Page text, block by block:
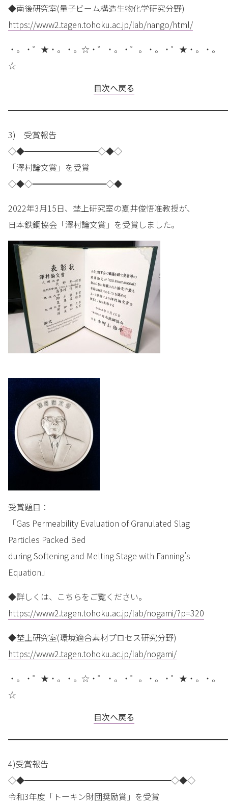
◆南後研究室(量子ビーム構造生物化学研究分野)
https://www2.tagen.tohoku.ac.jp/lab/nango/html/
・。・゜★・。・。☆・゜・。・゜。・。・゜★・。・。
☆
目次へ戻る
3) 受賞報告
◇◆━━━━━━━━━◇◆◇
「澤村論文賞」を受賞
◇◆◇━━━━━━━━━◇◆
2022年3月15日、埜上研究室の夏井俊悟准教授が、
日本鉄鋼協会「澤村論文賞」を受賞しました。
受賞題目：
「Gas Permeability Evaluation of Granulated Slag
Particles Packed Bed
during Softening and Melting Stage with Fanning’s
Equation」
◆詳しくは、こちらをご覧ください。
https://www2.tagen.tohoku.ac.jp/lab/nogami/?p=320
◆埜上研究室(環境適合素材プロセス研究分野)
https://www2.tagen.tohoku.ac.jp/lab/nogami/
・。・゜★・。・。☆・゜・。・゜。・。・゜★・。・。
☆
目次へ戻る
4)受賞報告
◇◆━━━━━━━━━━━━━━━━━━◇◆◇
令和3年度「トーキン財団奨励賞」を受賞